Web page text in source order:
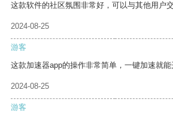
这款软件的社区氛围非常好，可以与其他用户
2024-08-25
游客
这款加速器app的操作非常简单，一键加速就能
2024-08-25
游客